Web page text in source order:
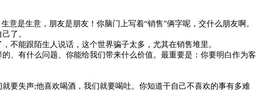
是生意，朋友是朋友！你脑门上写着“销售”俩字呢，交什么朋友啊。
了。
能跟陌生人说话，这个世界骗子太多，尤其在销售堆里。
有什么问题、你能给我们带来什么价值。最重要是：你要明白作为客
失声;他喜欢喝酒，我们就要喝吐。你知道干自己不喜欢的事有多难